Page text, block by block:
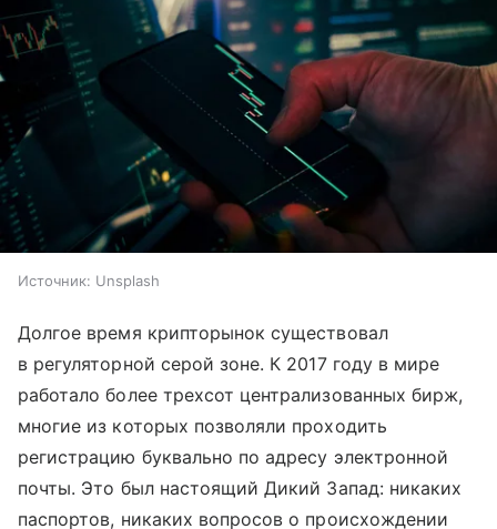
Источник: Unsplash
Долгое время крипторынок существовал
в регуляторной серой зоне. К 2017 году в мире
работало более трехсот централизованных бирж,
многие из которых позволяли проходить
регистрацию буквально по адресу электронной
почты. Это был настоящий Дикий Запад: никаких
паспортов, никаких вопросов о происхождении